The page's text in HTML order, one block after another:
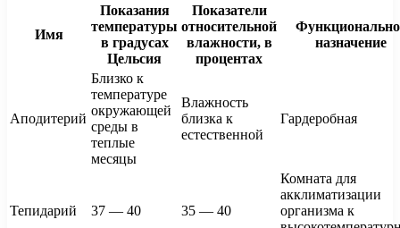
Имя
Показания
температуры
в градусах
Цельсия
Показатели
относительной
влажности, в
процентах
назначение
Аподитерий
Близко к
температуре
окружающей
среды в
теплые
месяцы
Влажность
близка к
естественной
Гардеробная
Тепидарий 37 — 40 35 — 40
Комната для
акклиматизации
организма к